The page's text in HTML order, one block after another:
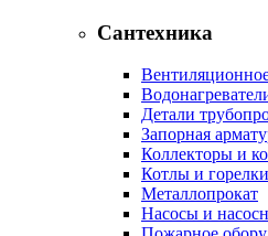
Сантехника
Детали
Запорная
Коллекторы и
Котлы и горелки
Металлопрокат
Насосы и